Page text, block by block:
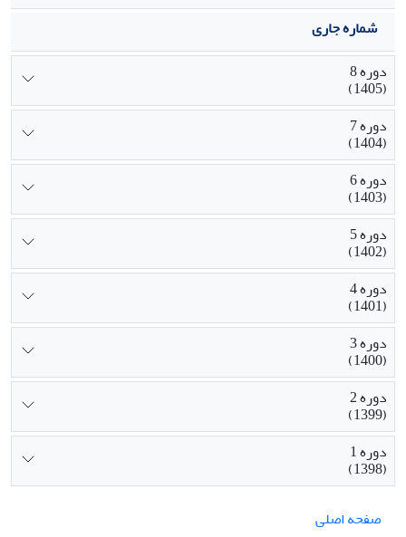
شماره جاری
دوره 8
(1405)
دوره 7
(1404)
دوره 6
(1403)
دوره 5
(1402)
دوره 4
(1401)
دوره 3
(1400)
دوره 2
(1399)
دوره 1
(1398)
صفحه اصلی